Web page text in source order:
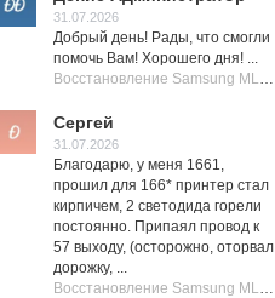
31.07.2026
Добрый день! Рады, что смогли
помочь Вам! Хорошего дня! ...
Восстановление Samsung ML-1661, ML-1666 после не удачной прошивки.
Сергей
31.07.2026
Благодарю, у меня 1661,
прошил для 166* принтер стал
кирпичем, 2 светодида горели
постоянно. Припаял провод к
57 выходу, (осторожно, оторвал
дорожку, ...
Восстановление Samsung ML-1661, ML-1666 после не удачной прошивки.